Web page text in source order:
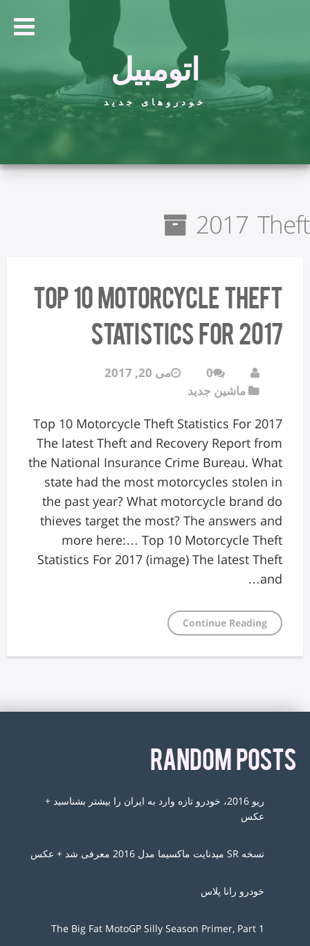
اتومبیل
خودروهای جدید
2017 Theft
Top 10 Motorcycle Theft
Statistics For 2017
0
می 20, 2017
ماشین جدید
Top 10 Motorcycle Theft Statistics For 2017
The latest Theft and Recovery Report from
the National Insurance Crime Bureau. What
state had the most motorcycles stolen in
the past year? What motorcycle brand do
thieves target the most? The answers and
more here:… Top 10 Motorcycle Theft
Statistics For 2017 (image) The latest Theft
and…
Continue Reading
RANDOM POSTS
ریو 2016، خودرو تازه وارد به ایران را بیشتر بشناسید +
عکس
نسخه SR میدنایت ماکسیما مدل 2016 معرفی شد + عکس
خودرو رانا پلاس
The Big Fat MotoGP Silly Season Primer, Part 1